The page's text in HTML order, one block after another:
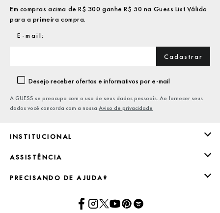
INSTITUCIONAL
ASSISTÊNCIA
PRECISANDO DE AJUDA?
Em compras acima de R$ 300 ganhe R$ 50 na Guess List.Válido
para a primeira compra.
Cadastrar
Desejo receber ofertas e informativos por e-mail
A GUESS se preocupa com o uso de seus dados pessoais. Ao fornecer seus
dados você concorda com a nossa Aviso de privacidade